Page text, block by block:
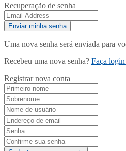
Recuperação de senha
Uma nova senha será enviada para
Recebeu uma nova senha? Faça
Registrar nova conta